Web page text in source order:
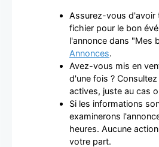
Assurez-vous d'avoir
fichier pour le bon
l'annonce dans "Mes
Annonces.
Avez-vous mis en
d'une fois ?
actives, juste au cas
Si les informations
examinerons
heures. Aucune
votre part.